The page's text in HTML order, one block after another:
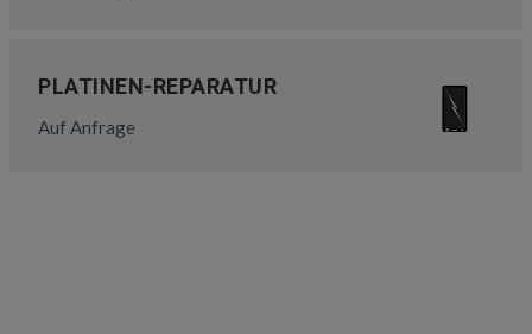
PLATINEN-REPARATUR
Auf Anfrage